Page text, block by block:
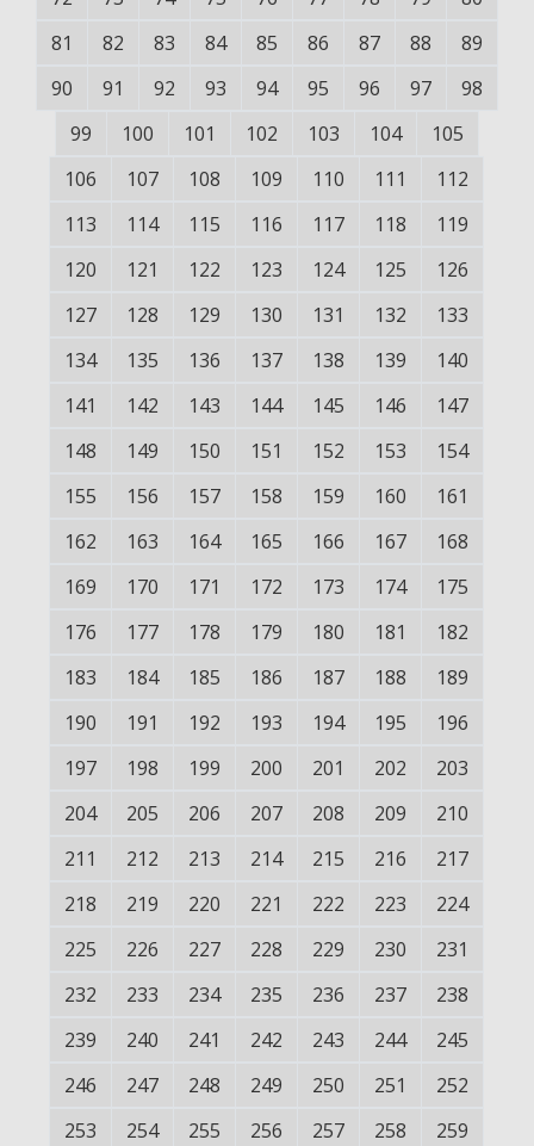
81
82 83 84 85 86 87 88
89
90
91 92 93 94 95 96 97
98
99
100 101 102 103 104
105
106
107 108 109 110 111
112
113
114 115 116 117 118
119
120
121 122 123 124 125
126
127
128 129 130 131 132
133
134
135 136 137 138 139
140
141
142 143 144 145 146
147
148
149 150 151 152 153
154
155
156 157 158 159 160
161
162
163 164 165 166 167
168
169
170 171 172 173 174
175
176
177 178 179 180 181
182
183
184 185 186 187 188
189
190
191 192 193 194 195
196
197
198 199 200 201 202
203
204
205 206 207 208 209
210
211
212 213 214 215 216
217
218
219 220 221 222 223
224
225
226 227 228 229 230
231
232
233 234 235 236 237
238
239
240 241 242 243 244
245
246
247 248 249 250 251
252
253
254 255 256 257 258
259